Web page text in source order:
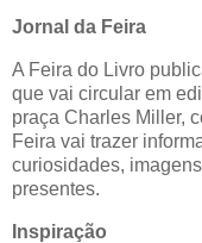
Jornal da Feira
A Feira do Livro
que vai circular em
praça Charles Miller,
Feira vai trazer
curiosidades,
presentes.
Inspiração